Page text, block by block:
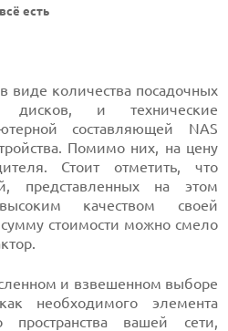
всё есть
виде количества посадочных
и технические
составляющей NAS
Помимо них, на цену
Стоит отметить, что
представленных на этом
качеством своей
стоимости можно смело
и взвешенном выборе
необходимого элемента
пространства вашей сети,